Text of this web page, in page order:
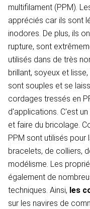
multifilament (PPM).
appréciés car ils sont
inodores. De plus, ils
rupture, sont
utilisés dans de très
brillant, soyeux et
sont souples et se
cordages tressés en
d'applications. C'est
et faire du bricolage.
PPM sont utilisés pour
bracelets, de colliers,
modélisme. Les
également de
techniques. Ainsi, les
sur les navires de